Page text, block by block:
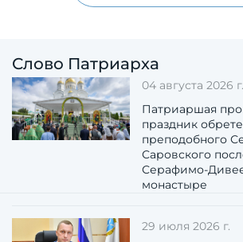
Слово Патриарха
04 августа 2026 г.
Патриаршая
праздник
преподобного
Саровского
Серафимо-
монастыре
29 июля 2026 г.